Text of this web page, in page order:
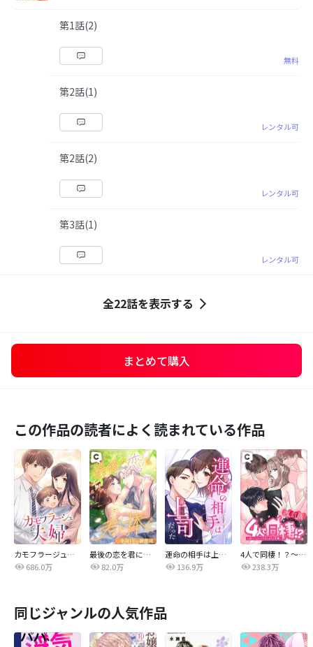
第1話(2)
無料
第2話(1)
レンタル可
第2話(2)
レンタル可
第3話(1)
レンタル可
全22話を表示する
まとめて購入
この作品の読者によく読まれている作品
カモフラージュ夫婦
686.0万
最後の恋を君に捧ぐ～余命1年の御曹司～
82.0万
運命の相手は上司だった
136.9万
4人で同棲！？～逆ハーレムハウスへようこそ♥～【改訂版】
238.3万
同じジャンルの人気作品